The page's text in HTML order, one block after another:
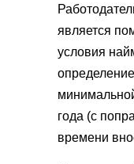
является
условия
года (с
времени